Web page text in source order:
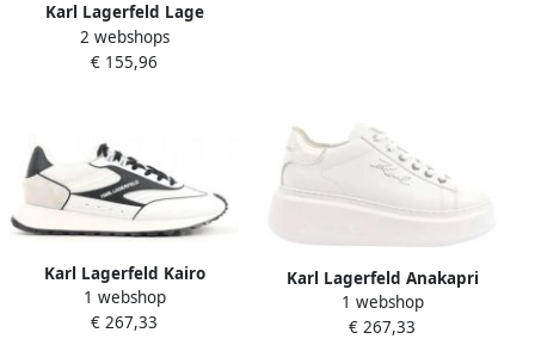
Karl Lagerfeld Lage
Sneakers KAPRI MAISON
KARL LACE
2 webshops
€ 155,96
Karl Lagerfeld Kairo
Sneakers
1 webshop
€ 267,33
Karl Lagerfeld Anakapri
Sneakers
1 webshop
€ 267,33